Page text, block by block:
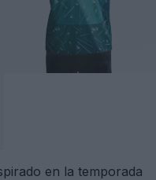
en la temporada